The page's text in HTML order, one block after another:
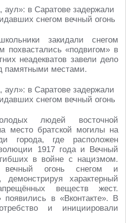
закидали снегом
похвастались «подвигом» в
неадекватов завели дело
памятными местами.
людей восточной
место братской могилы на
города, где расположен
1917 года и Вечный
в войне с нацизмом.
вечный огонь снегом и
демонстрируя характерный
веществ жест.
появились в «Вконтакте». В
и инициировали